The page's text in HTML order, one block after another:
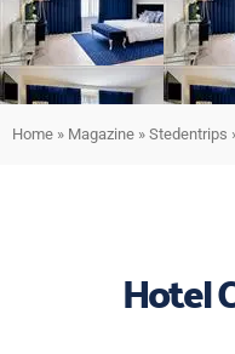
Home » Magazine » Stedentrips
Hotel